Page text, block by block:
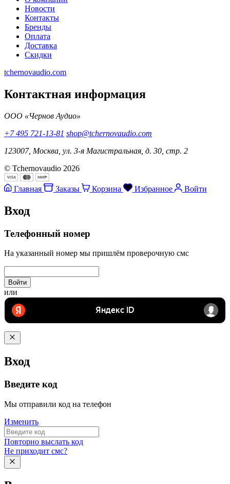
Новости
Контакты
Бренды
Оплата
Доставка
Скидки
tchernovaudio.com
Контактная информация
ООО «Чернов Аудио»
+7 495 721-13-81 shop@tchernovaudio.com
123007, Москва, ул. 3-я Магистральная, д. 30, стр. 2
© Tchernovaudio 2026
Главная Заказы Корзина Избранное Войти
Вход
Телефонный номер
На указанный номер мы пришлём проверочную смс
Войти
или
Вход
Введите код
Мы отправили код на телефон
Изменить
Повторно выслать код
Не приходит смс?